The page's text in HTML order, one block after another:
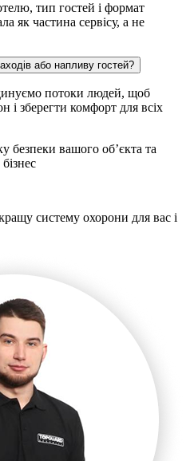
тип гостей і формат
як частина сервісу, а не
або напливу гостей?
потоки людей, щоб
і зберегти комфорт для всіх
безпеки вашого об’єкта та
систему охорони для вас і